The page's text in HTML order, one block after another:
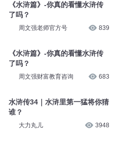
《水浒篇》-你真的看懂水浒传
了吗？
周文强老师官方号 839
《水浒篇》-你真的看懂水浒传
了吗？
周文强财富教育咨询 683
水浒传34｜水浒里第一猛将你猜
谁？
大力丸儿 3948